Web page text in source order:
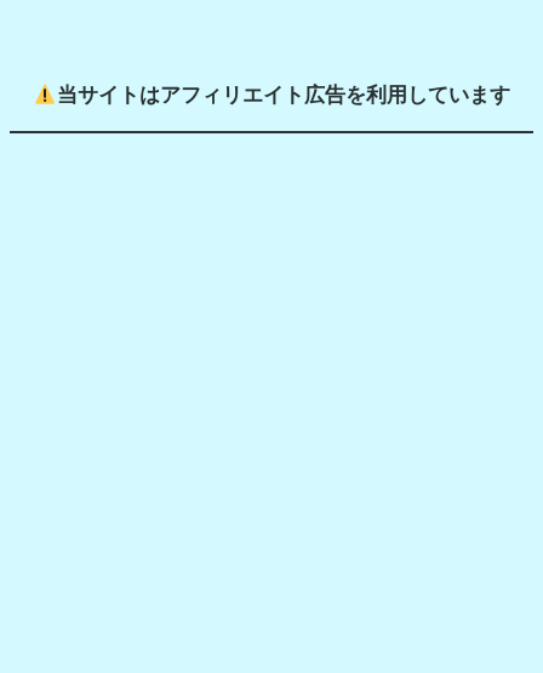
当サイトはアフィリエイト広告を利用しています